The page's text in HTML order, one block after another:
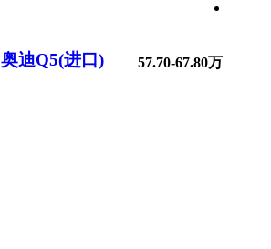
奥迪Q5(进口) 57.70-67.80万